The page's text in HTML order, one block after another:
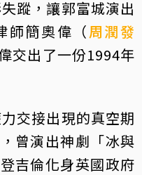
蹤，讓郭富城演出
師簡奧偉（周潤發
交出了一份1994年
交接出現的真空期
曾演出神劇「冰與
吉倫化身英國政府